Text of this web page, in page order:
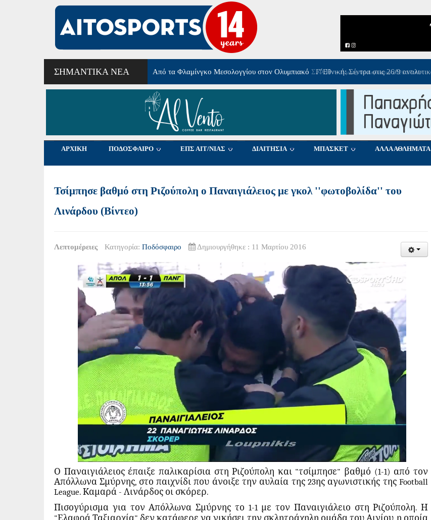
ΣΗΜΑΝΤΙΚΆ ΝΈΑ Γ΄Εθνική: Σέντρα στις 26/9 αναλυτικά το πρόγραμμα και οι ημερομηνίες του 6ου ομίλου
ΑΡΧΙΚΗ ΠΟΔΟΣΦΑΙΡΟ ΕΠΣ ΑΙΤ/ΝΙΑΣ ΔΙΑΙΤΗΣΙΑ ΜΠΑΣΚΕΤ ΑΛΛΑ ΑΘΛΗΜΑΤΑ
Τσίμπησε βαθμό στη Ριζούπολη ο Παναιγιάλειος με γκολ ''φωτοβολίδα'' του
Λινάρδου (Βίντεο)
Λεπτομέρειες Κατηγορία: Ποδόσφαιρο Δημιουργήθηκε : 11 Μαρτίου 2016
Ο Παναιγιάλειος έπαιξε παλικαρίσια στη Ριζούπολη και "τσίμπησε" βαθμό (1-1) από τον
Απόλλωνα Σμύρνης, στο παιχνίδι που άνοιξε την αυλαία της 23ης αγωνιστικής της Football
League. Καμαρά - Λινάρδος οι σκόρερ.
Πισογύρισμα για τον Απόλλωνα Σμύρνης το 1-1 με τον Παναιγιάλειο στη Ριζούπολη. Η
"Ελαφρά Ταξιαρχία" δεν κατάφερε να νικήσει την σκλητράχηλη ομάδα του Αιγίου, η οποία